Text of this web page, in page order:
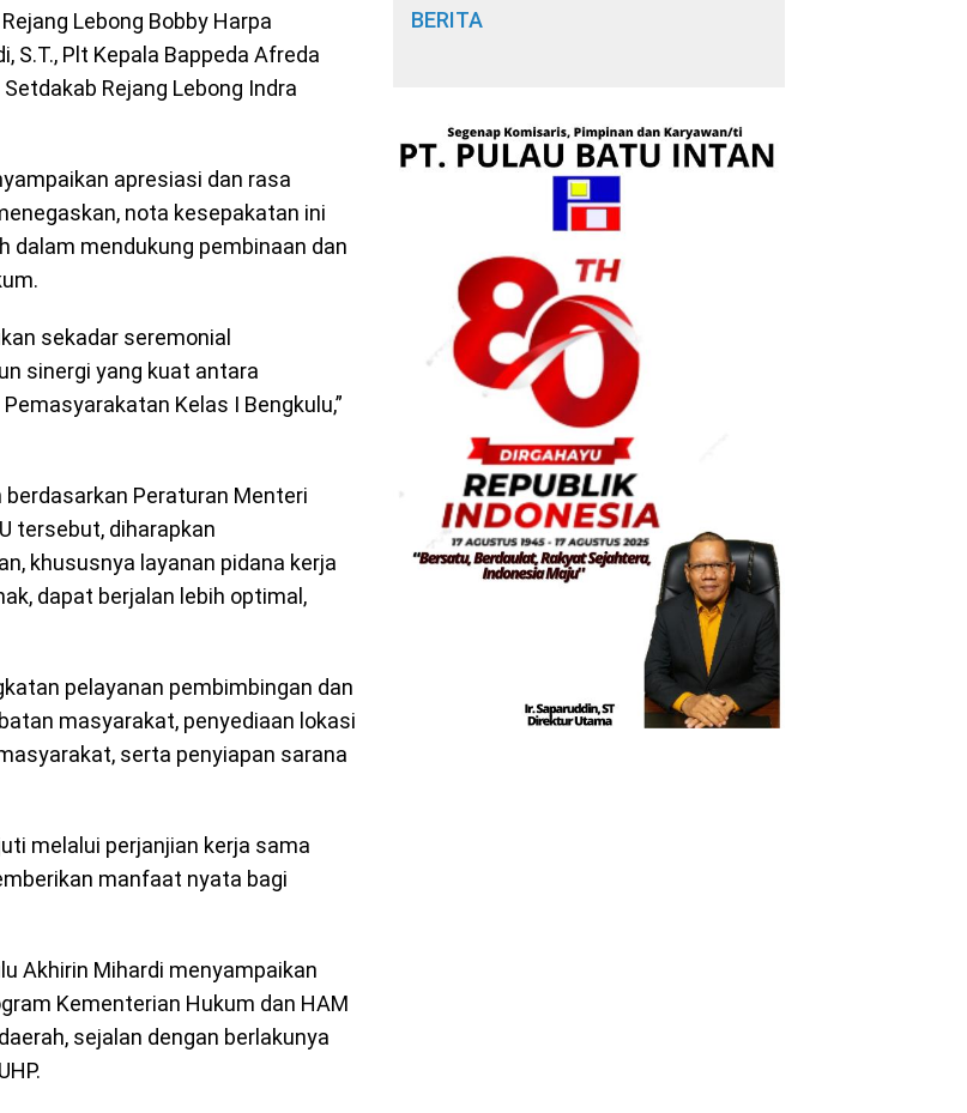
Lebong Bobby Harpa
S.T., Plt Kepala Bappeda Afreda
Rejang Lebong Indra
apresiasi dan rasa
nota kesepakatan ini
dalam mendukung pembinaan dan
sekadar seremonial
sinergi yang kuat antara
Kelas I Bengkulu,”
Peraturan Menteri
tersebut, diharapkan
khususnya layanan pidana kerja
dapat berjalan lebih optimal,
pelayanan pembimbingan dan
masyarakat, penyediaan lokasi
serta penyiapan sarana
melalui perjanjian kerja sama
manfaat nyata bagi
Akhirin Mihardi menyampaikan
Kementerian Hukum dan HAM
sejalan dengan berlakunya
BERITA